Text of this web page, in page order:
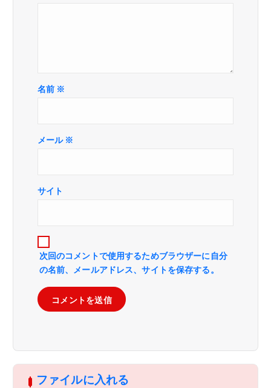
名前 ※
メール ※
サイト
次回のコメントで使用するためブラウザーに自分
の名前、メールアドレス、サイトを保存する。
ファイルに入れる